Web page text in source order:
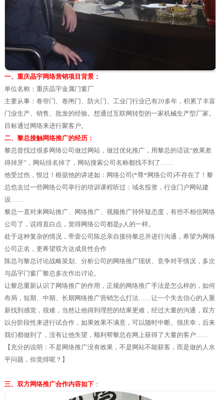
一、重庆晶宇网络营销项目背景：
单位名称：重庆晶宇金属门窗厂
主要从事：卷帘门、卷闸门、防火门、工业门行业已有20多年，积累了丰富
门业生产、销售、批发的经验。想通过互联网转型的一家机械生产型厂家。
目标通过网络来进行聚客户。
二、黎总接触网络推广的经历：
黎总曾找过很多网络公司做过网站，做过优化推广，用黎总的话说“效果差
得掉牙”，网站排名掉了，网站搜索公司名称都找不到了……
他受过伤，恨过！根据他的讲述如：网络公司(*尊*网络公司)不存在了！黎
总也去过一些网络公司举行的培训课程听过：域名投资，行业门户网站建
设……
黎总一直对来网站推广、网络推广、视频推广持怀疑态度，有些不相信网络
公司了，说得直白点，觉得网络公司都是p人的一样。
处于这种复杂的情况，帝壹公司陈总亲自接待黎总并进行沟通，希望为网络
公司正名，更希望双方达成良性合作
陈总与黎总讨论战略策划、分析公司的网络推广现状、竞争对手情况，多次
与晶宇门窗厂黎总多次作出讨论。
让黎总重新认识了网络推广的作用，正规的网络推广手法是怎么样的，如何
布局，短期、中期、长期网络推广营销怎么打法……让一个失去信心的人重
新找到感觉，很难，当然让他得到理想的结果更难，经过大量的沟通，双方
以分阶段性来进行试合作，如果效果不满意，可以随时中断。很庆幸，后来
我们都做到了，没有让他失望，顺利帮黎总在网上获得了大量的客户……
【充分的说明：不是网络推广没有效果，不是网站不能获客，而是做的人水
平问题，你觉得呢？】
三、双方网络推广合作内容如下：